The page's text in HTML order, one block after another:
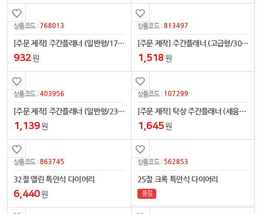
상품코드 :768013
[주문 제작] 주간플래너 (일반형/170x90mm)
932원
상품코드 :813497
[주문 제작] 주간플래너 (고급형/305x110mm)
1,518원
상품코드 :403956
[주문 제작] 주간플래너 (일반형/230x100mm)
1,139원
상품코드 : 107299
[주문 제작] 탁상 주간플래너 (세움형/230x100mm)
1,645원
상품코드 :863745
32절 엘린 특안식 다이어리
6,440원
상품코드 : 562853
25절 크록 특안식 다이어리
품절